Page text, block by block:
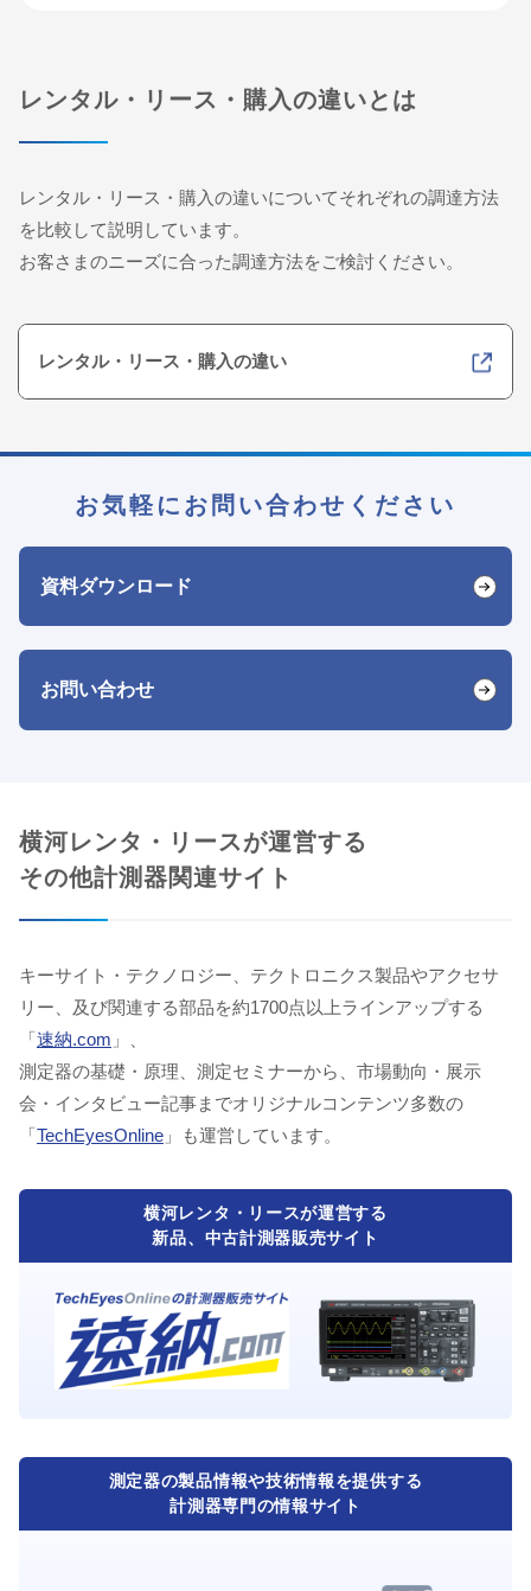
レンタル・リース・購入の違いとは
レンタル・リース・購入の違いについてそれぞれの調達方法
を比較して説明しています。
お客さまのニーズに合った調達方法をご検討ください。
レンタル・リース・購入の違い
お気軽にお問い合わせください
資料ダウンロード
お問い合わせ
横河レンタ・リースが運営する
その他計測器関連サイト
キーサイト・テクノロジー、テクトロニクス製品やアクセサ
リー、及び関連する部品を約1700点以上ラインアップする
「速納.com 」、
測定器の基礎・原理、測定セミナーから、市場動向・展示
会・インタビュー記事までオリジナルコンテンツ多数の
「TechEyesOnline 」も運営しています。
横河レンタ・リースが運営する
新品、中古計測器販売サイト
測定器の製品情報や技術情報を提供する
計測器専門の情報サイト